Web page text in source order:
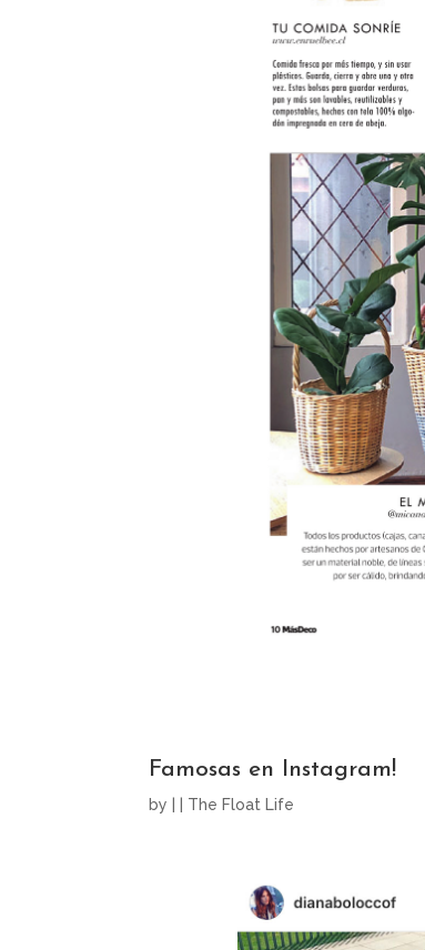
Famosas en Instagram!
by The Float Life